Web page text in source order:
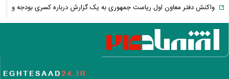
واکنش دفتر معاون اول ریاست جمهوری به یک گزارش درباره کسری بودجه و
کالابرگ
چگونه جنگ معاملات «هوش مصنوعی» ترامپ در خلیج فارس را نابود کرد؟
این افراد بیشتر سرطان مری می‌گیرند؛ عوامل خطر را جدی بگیرید
تمدید قرارداد اوزجان بیزاتی با استقلال؛ مربی ترک‌تبار ماندنی شد